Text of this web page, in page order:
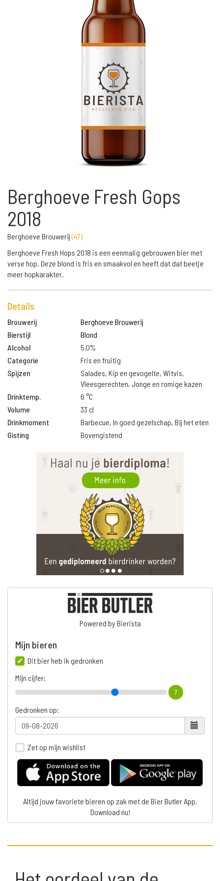
Berghoeve Fresh Gops
2018
Berghoeve Brouwerij(47)
Berghoeve Fresh Hops 2018 is een eenmalig gebrouwen bier met
verse hop. Deze blond is fris en smaakvol en heeft dat dat beetje
meer hopkarakter.
Details
Brouwerij
Berghoeve Brouwerij
Bierstijl
Blond
Alcohol
5.0%
Categorie
Fris en fruitig
Spijzen
Salades, Kip en gevogelte, Witvis,
Vleesgerechten, Jonge en romige kazen
Drinktemp.
6 °C
Volume
33 cl
Drinkmoment
Barbecue, In goed gezelschap, Bij het eten
Gisting
Bovengistend
Powered by Bierista
Mijn bieren
Dit bier heb ik gedronken
Mijn cijfer:
7
Gedronken op:
Zet op mijn wishlist
Altijd jouw favoriete bieren op zak met de Bier Butler App.
Download nu!